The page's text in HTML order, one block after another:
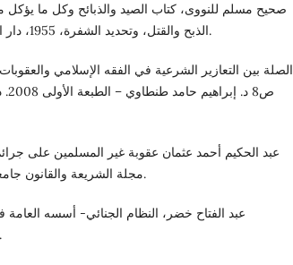
صحيح مسلم للنووى، كتاب الصيد والذبائح وكل ما يؤكل
الذبح والقتل، وتحديد الشفرة، 1955، دار التحرير للطباعة والنشر 1972م.
الصلة بين التعازير الشرعية في الفقه الإسلامي
ص8
عبد الحكيم أحمد عثمان عقوبة غير المسلمين على
مجلة الشريعة والقانون جامعة الأزهر، العدد 3 لسنة 2003.
عبد الفتاح خضر، النظام الجنائي- أسسه العامة
الاسلامي، معهد الإدارة العامة.